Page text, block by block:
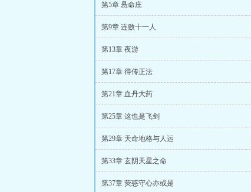
第5章 悬命庄
第9章 连败十一人
第13章 夜游
第17章 得传正法
第21章 血丹大药
第25章 这也是飞剑
第29章 天命地格与人运
第33章 玄阴天星之命
第37章 荧惑守心亦或是